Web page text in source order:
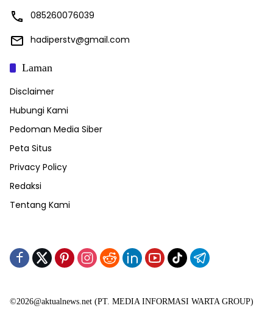
085260076039
hadiperstv@gmail.com
Laman
Disclaimer
Hubungi Kami
Pedoman Media Siber
Peta Situs
Privacy Policy
Redaksi
Tentang Kami
©2026@aktualnews.net (PT. MEDIA INFORMASI WARTA GROUP)